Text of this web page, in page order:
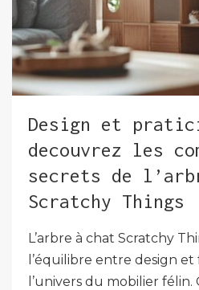
Design et
decouvrez les
secrets de
Scratchy Things
L’arbre à chat Scratchy
l’équilibre entre design
l’univers du mobilier